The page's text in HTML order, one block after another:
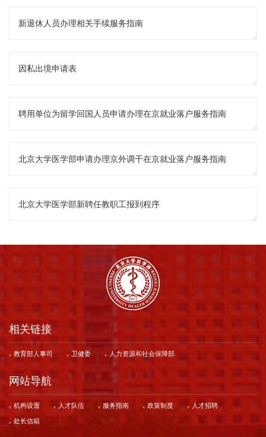
新退休人员办理相关手续服务指南
因私出境申请表
聘用单位为留学回国人员申请办理在京就业落户服务指南
北京大学医学部申请办理京外调干在京就业落户服务指南
北京大学医学部新聘任教职工报到程序
相关链接
教育部人事司 卫健委 人力资源和社会保障部
网站导航
机构设置 人才队伍 服务指南 政策制度 人才招聘
处长信箱